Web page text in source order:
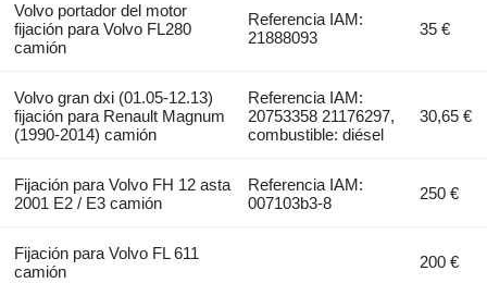
Volvo portador del motor
fijación para Volvo FL280
camión
Referencia IAM:
21888093
35 €
Volvo gran dxi (01.05-12.13)
fijación para Renault Magnum
(1990-2014) camión
Referencia IAM:
20753358 21176297,
combustible: diésel
30,65 €
Fijación para Volvo FH 12 asta
2001 E2 / E3 camión
Referencia IAM:
007103b3-8
250 €
Fijación para Volvo FL 611
camión
200 €